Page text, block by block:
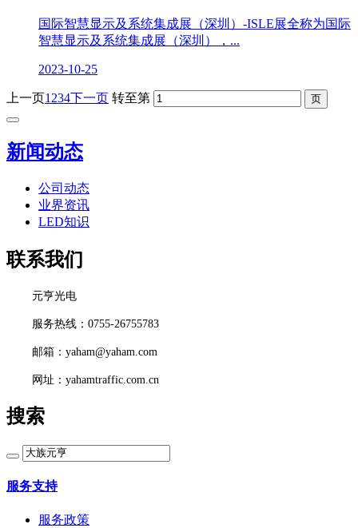
国际智慧显示及系统集成展（深圳）-ISLE展全称为国际
智慧显示及系统集成展（深圳），...
2023-10-25
上一页1 234下一页 转至第
新闻动态
公司动态
业界资讯
LED知识
联系我们
元亨光电
服务热线：0755-26755783
邮箱：yaham@yaham.com
网址：yahamtraffic.com.cn
搜索
服务支持
服务政策